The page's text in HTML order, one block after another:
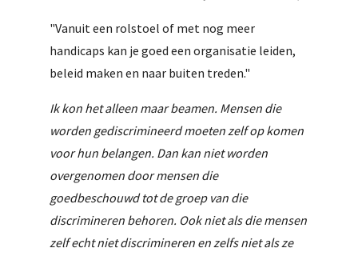
"Vanuit een rolstoel of met nog meer
handicaps kan je goed een organisatie leiden,
beleid maken en naar buiten treden."
Ik kon het alleen maar beamen. Mensen die
worden gediscrimineerd moeten zelf op komen
voor hun belangen. Dan kan niet worden
overgenomen door mensen die
goedbeschouwd tot de groep van die
discrimineren behoren. Ook niet als die mensen
zelf echt niet discrimineren en zelfs niet als ze